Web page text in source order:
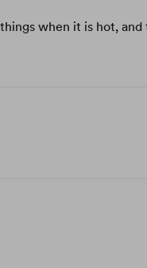
when it is hot,